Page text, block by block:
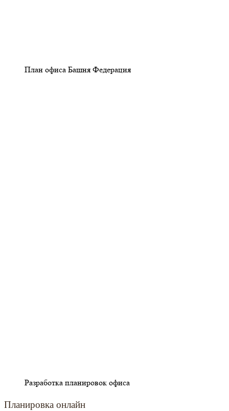
План офиса Башня Федерация
Разработка планировок офиса
Планировка онлайн